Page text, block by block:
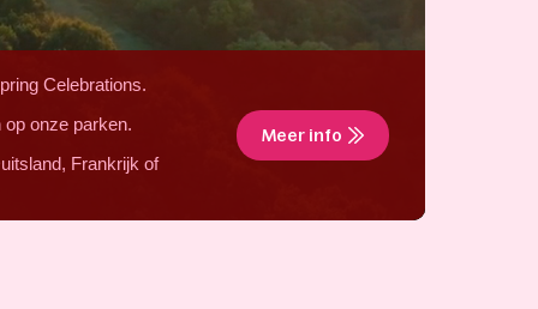
Celebrations.
onze parken.
Frankrijk of
Meer info